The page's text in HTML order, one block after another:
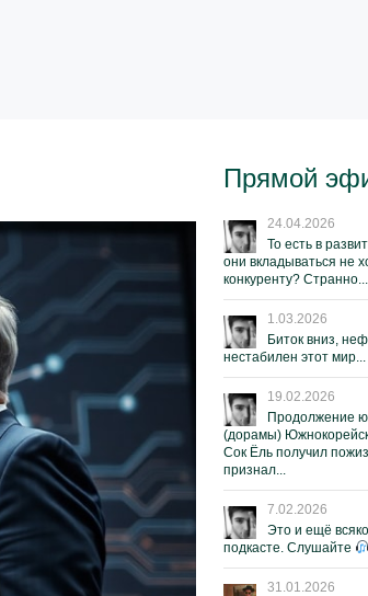
Прямой
24.04.2026
То есть в
они вкладываться не
конкуренту? Странно...
1.03.2026
Биток вниз,
нестабилен этот мир...
19.02.2026
Продолжение
(дорамы)
Сок Ёль получил
признал...
7.02.2026
Это и ещё
подкасте. Слушайте
31.01.2026